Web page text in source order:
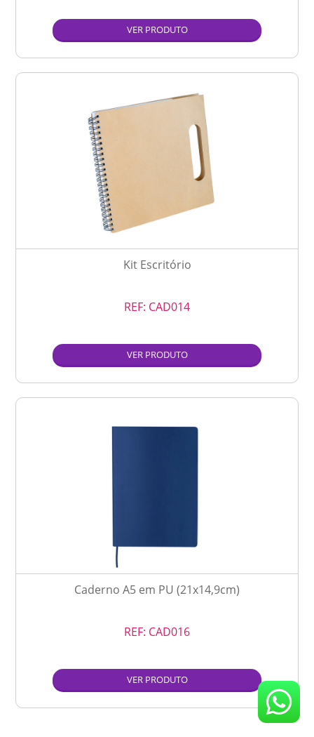
VER PRODUTO
Kit Escritório
REF: CAD014
VER PRODUTO
Caderno A5 em PU (21x14,9cm)
REF: CAD016
VER PRODUTO